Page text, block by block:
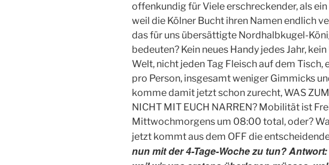
offenkundig für Viele erschreckender, als
weil die Kölner Bucht ihren Namen endlich
das für uns übersättigte Nordhalbkugel-
bedeuten? Kein neues Handy jedes Jahr,
Welt, nicht jeden Tag Fleisch auf dem
pro Person, insgesamt weniger Gimmicks
komme damit jetzt schon zurecht, WAS
NICHT MIT EUCH NARREN? Mobilität ist
Mittwochmorgens um 08:00 total, oder?
jetzt kommt aus dem OFF die
nun mit der 4-Tage-Woche zu tun?